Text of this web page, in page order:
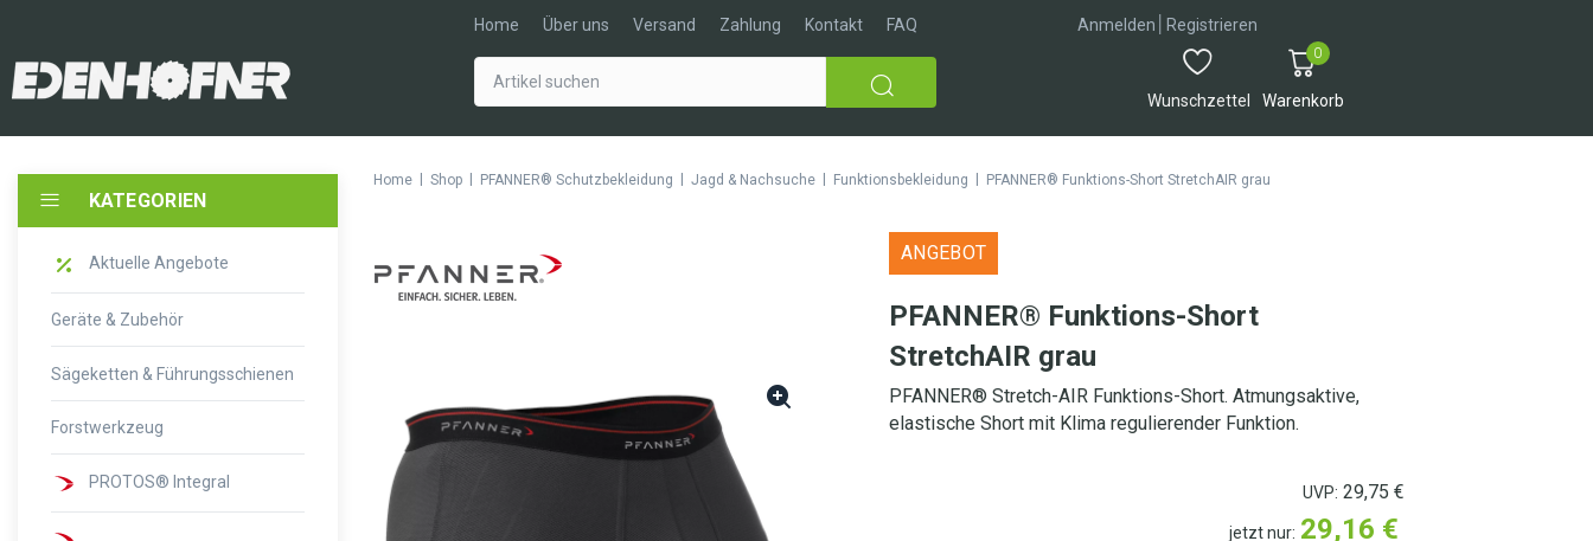
Home Über uns Versand Zahlung Kontakt FAQ Anmelden Registrieren
Wunschzettel Warenkorb
0
KATEGORIEN
Aktuelle Angebote
Geräte & Zubehör
Sägeketten & Führungsschienen
Forstwerkzeug
PROTOS® Integral
Home Shop PFANNER® Schutzbekleidung Jagd & Nachsuche Funktionsbekleidung PFANNER® Funktions-Short StretchAIR grau
ANGEBOT
PFANNER® Funktions-Short
StretchAIR grau
PFANNER® Stretch-AIR Funktions-Short. Atmungsaktive,
elastische Short mit Klima regulierender Funktion.
UVP: 29,75 €
jetzt nur: 29,16 €